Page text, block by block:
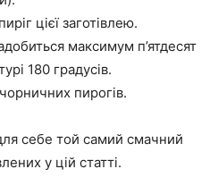
цієї заготівлею.
максимум п’ятдесят
180 градусів.
пирогів.
себе той самий смачний
у цій статті.